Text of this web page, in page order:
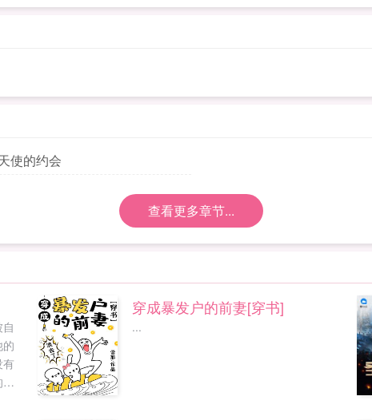
使的约会
查看更多章节...
穿成暴发户的前妻[穿书]
...